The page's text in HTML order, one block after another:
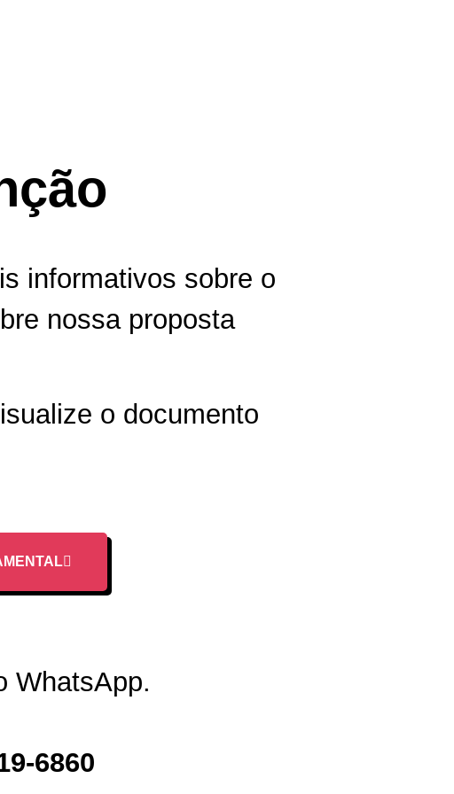
informativos sobre o
nossa proposta
o documento
WhatsApp.
6860